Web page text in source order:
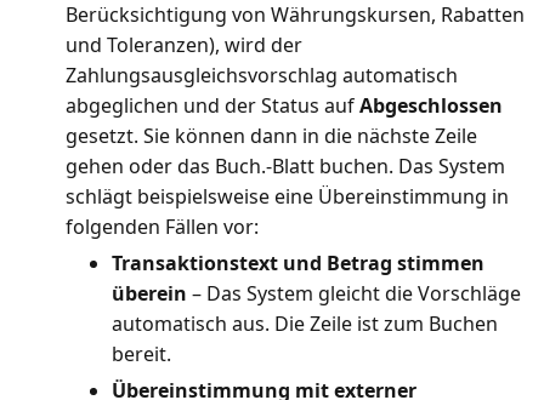
Berücksichtigung von Währungskursen, Rabatten
und Toleranzen), wird der
Zahlungsausgleichsvorschlag automatisch
abgeglichen und der Status aufAbgeschlossen
gesetzt. Sie können dann in die nächste Zeile
gehen oder das Buch.-Blatt buchen. Das System
schlägt beispielsweise eine Übereinstimmung in
folgenden Fällen vor:
Transaktionstext und Betrag stimmen
überein – Das System gleicht die Vorschläge
automatisch aus. Die Zeile ist zum Buchen
bereit.
Übereinstimmung mit externer